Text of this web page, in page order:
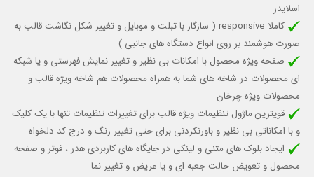
اسلایدر
کاملا responsive (
سازگار با تبلت و موبایل و تغییر شکل نگاشت قالب به
صورت هوشمند بر روی انواع دستگاه های جانبی )
صفحه ویژه محصول با امکانات بی نظیر و تغییر نمایش فهرستی و یا شبکه
ای محصولات در شاخه های شما به همراه محصولات هم شاخه ویژه قالب و
محصولات ویژه چرخان
قویترین ماژول تنظیمات ویژه قالب برای تغییرات تنظیمات تنها با یک کلیک
و با امکاناتی بی نظیر و باورنکردنی برای حتی تغییر رنگ و درج کد دلخواه
ایجاد بلوک های متنی و لینکی در جایگاه های کاربردی هدر ، فوتر و صفحه
محصول و تعویض حالت جعبه ای و یا عریض و تغییر نما